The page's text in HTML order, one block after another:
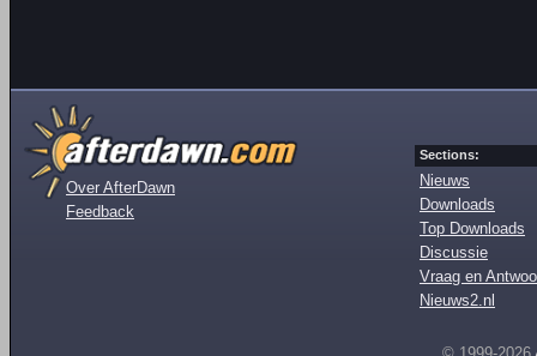
Over AfterDawn
Feedback
Sections:
Nieuws
Downloads
Top Downloads
Discussie
Vraag en
Nieuws2.nl